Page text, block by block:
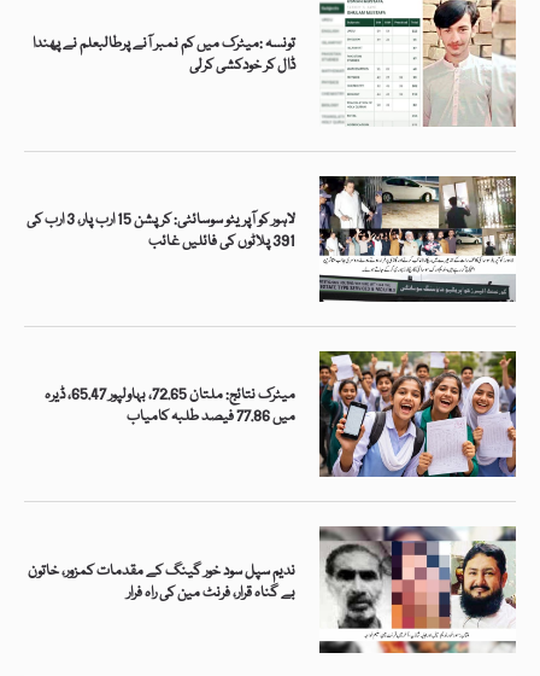
تونسہ :میٹرک میں کم نمبر آنے پرطالبعلم نے پھندا
ڈال کر خودکشی کرلی
لاہور کو آپریٹو سوسائٹی: کرپشن 15 ارب پار، 3 ارب کی
391 پلاٹوں کی فائلیں غائب
میٹرک نتائج: ملتان 72.65، بہاولپور 65.47، ڈیرہ
میں 77.86 فیصد طلبہ کامیاب
ندیم سپل سود خور گینگ کے مقدمات کمزور، خاتون
بے گناہ قرار، فرنٹ مین کی راہ فرار